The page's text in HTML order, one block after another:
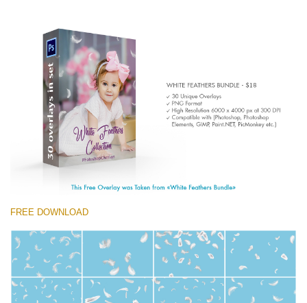
Large 6000*4000px
Entire Collection
(1783 Overlays)
Large 6000*4000px
Descarga gratis
FREE DOWNLOAD